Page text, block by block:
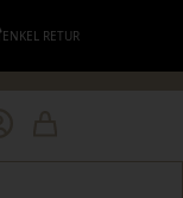
ENKEL RETUR